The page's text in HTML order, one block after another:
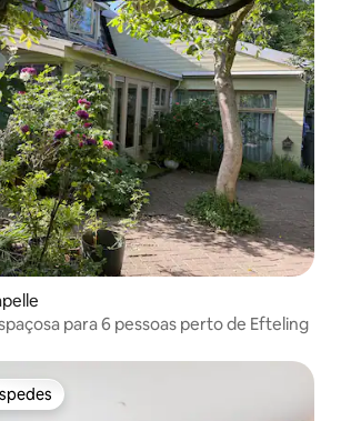
para 6 pessoas perto de Efteling